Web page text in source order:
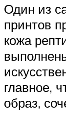
Один из
принтов
кожа
главное,
образ,